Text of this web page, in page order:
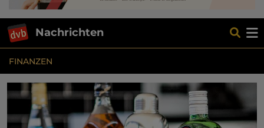
Nachrichten
FINANZEN